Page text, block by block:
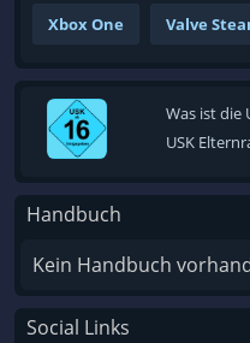
Xbox One Valve
Was ist die
USK
Handbuch
Kein Handbuch
Social Links